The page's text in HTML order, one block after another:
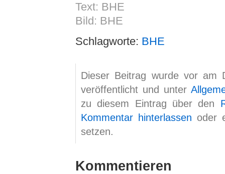
Text: BHE
Bild: BHE
Schlagworte: BHE
Dieser Beitrag wurde vor am
veröffentlicht und unter
zu diesem Eintrag über den
Kommentar hinterlassen oder
setzen.
Kommentieren